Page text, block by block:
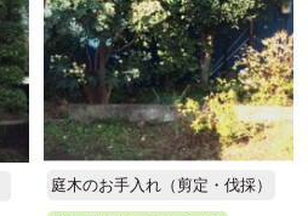
庭木のお手入れ（剪定・伐採）